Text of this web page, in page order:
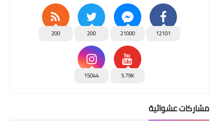
12101
21000
200
200
5.79K
15044
مشاركات عشوائية
من هنا وهناك